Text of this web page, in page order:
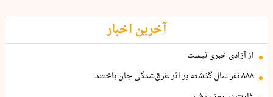
آخرین اخبار
از آزادی خبری نیست
۸۸۸ نفر سال گذشته بر اثر غرق‌شدگی جان باختند